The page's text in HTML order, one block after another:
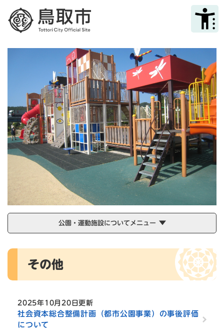
メニューを飛ばして本文へ
公園・運動施設についてメニュー
本
その他
2025年10月20日更新
社会資本総合整備計画（都市公園事業）の事後評価
について